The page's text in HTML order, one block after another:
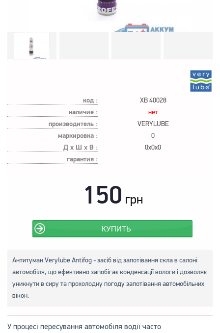
код : XB 40028
наличие : нет
производитель : VERYLUBE
маркировка : 0
Д х Ш х В : 0x0x0
гарантия :
150 грн
КУПИТЬ
Антитуман Verylube Antifog - засіб від запотівання скла в салоні
автомобіля, що ефективно запобігає конденсації вологи і дозволяє
уникнути в сиру та прохолодну погоду запотівання автомобільних
вікон.
У процесі пересування автомобіля водії часто